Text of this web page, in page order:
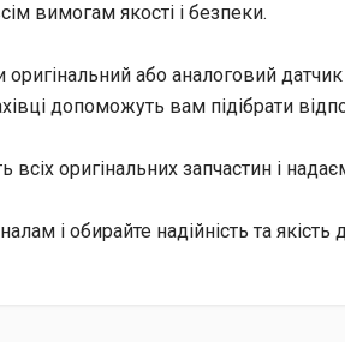
вимогам якості і безпеки.
або аналоговий
допоможуть вам підібрати
всіх оригінальних запчастин і
і обирайте надійність та